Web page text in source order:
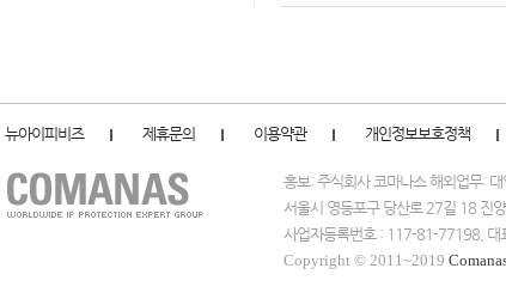
뉴아이피비즈 제휴문의 이용약관 개인정보보호정책
홍보: 주식회사 코마나스 해외업무:
서울시 영등포구 당산로 27길 18 진
사업자등록번호 : 117-81-77198, 대
Copyright © 2011~2019